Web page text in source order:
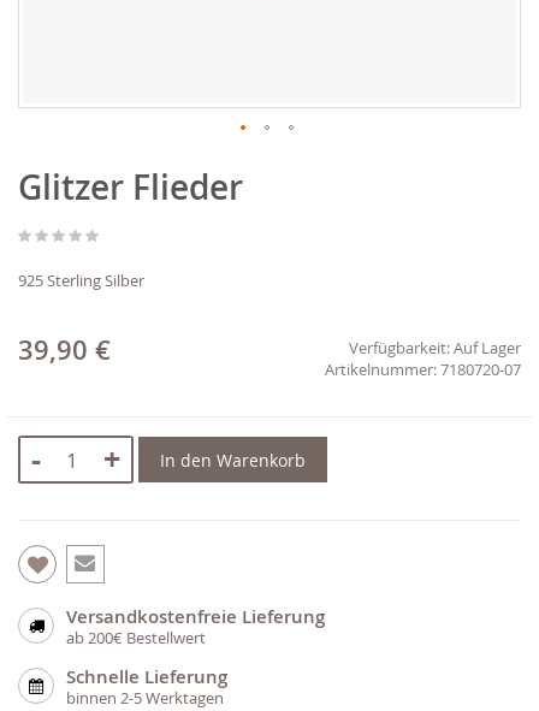
Anfang
der
springen
Glitzer Flieder
925 Sterling Silber
39,90 € Verfügbarkeit:Auf Lager
7180720-07
- + In den Warenkorb
Versandkostenfreie Lieferung
ab 200€ Bestellwert
Schnelle Lieferung
binnen 2-5 Werktagen